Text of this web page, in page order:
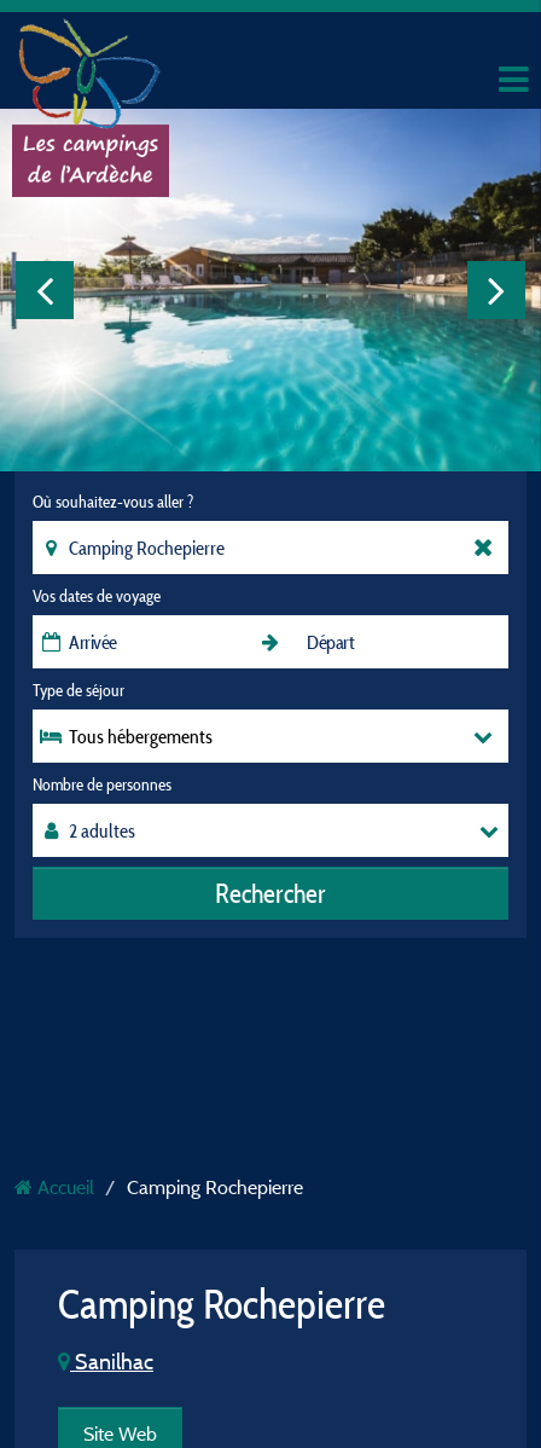
Où souhaitez-vous aller ?
Vos dates de voyage
Type de séjour
Tous hébergements
Nombre de personnes
Rechercher
Accueil Camping Rochepierre
Camping Rochepierre
Sanilhac
Site Web